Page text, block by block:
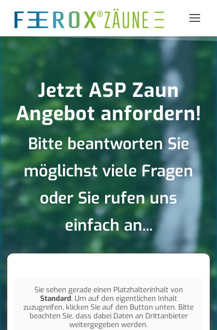
Jetzt ASP Zaun
Angebot anfordern!
Bitte beantworten Sie
möglichst viele Fragen
oder Sie rufen uns
einfach an...
Sie sehen gerade einen Platzhalterinhalt von
Standard. Um auf den eigentlichen Inhalt
zuzugreifen, klicken Sie auf den Button unten. Bitte
beachten Sie, dass dabei Daten an Drittanbieter
weitergegeben werden.